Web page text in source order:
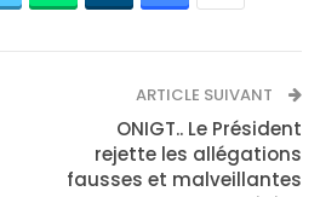
ARTICLE SUIVANT
ONIGT.. Le Président
rejette les allégations
fausses et malveillantes